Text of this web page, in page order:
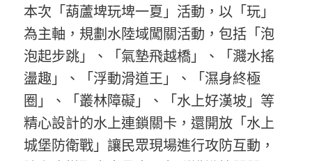
本次「葫蘆埤玩埤一夏」活動，以「玩」
為主軸，規劃水陸域闖關活動，包括「泡
泡起步跳」、「氣墊飛越橋」、「濺水搖
盪趣」、「浮動滑道王」、「濕身終極
圈」、「叢林障礙」、「水上好漢坡」等
精心設計的水上連鎖關卡，還開放「水上
城堡防衛戰」讓民眾現場進行攻防互動，